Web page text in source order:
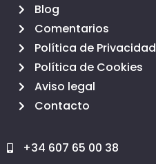
Blog
Comentarios
Política de Privacidad
Política de Cookies
Aviso legal
Contacto
+34 607 65 00 38